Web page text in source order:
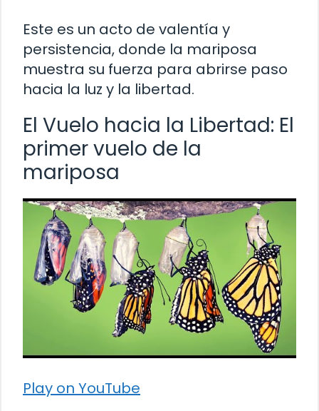
Este es un acto de valentía y
persistencia, donde la mariposa
muestra su fuerza para abrirse paso
hacia la luz y la libertad.
El Vuelo hacia la Libertad: El
primer vuelo de la
mariposa
Play on YouTube